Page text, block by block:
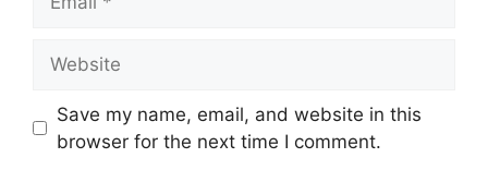
Save my name, email, and website in this
browser for the next time I comment.